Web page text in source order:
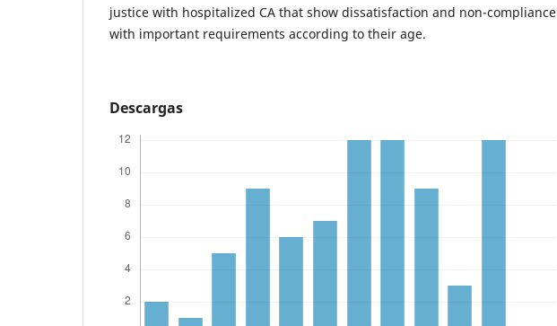
justice with hospitalized CA that show dissatisfaction and non-compliance
with important requirements according to their age.
Descargas